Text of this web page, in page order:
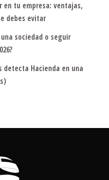
tu empresa: ventajas,
debes evitar
sociedad o seguir
detecta Hacienda en una